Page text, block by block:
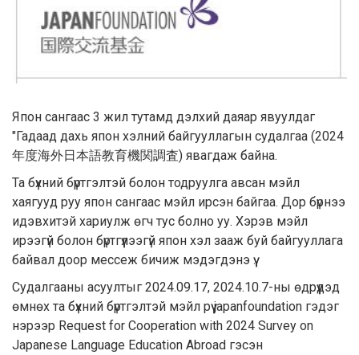
Япон сангаас 3 жил тутамд дэлхий даяар явуулдаг
"Гадаад дахь япон хэлний байгууллагын судалгаа (2024
年度海外日本語教育機関調査) явагдаж байна.
Та бүхний бүртгэлтэй болон тодруулга авсан мэйл
хаягууд руу япон сангаас мэйл ирсэн байгаа. Дор бүрнээ
идэвхитэй хариулж өгч тус болно уу. Хэрэв мэйл
ирээгүй болон бүртгүүлээгүй япон хэл зааж буй байгууллага
байвал доор мессеж бичиж мэдэгдэнэ үү.
Судалгааны асуултыг 2024.09.17, 2024.10.7-ны өдрүүдэд
өмнөх та бүхний бүртгэлтэй мэйл рүү japanfoundation гэдэг
нэрээр Request for Cooperation with 2024 Survey on
Japanese Language Education Abroad гэсэн